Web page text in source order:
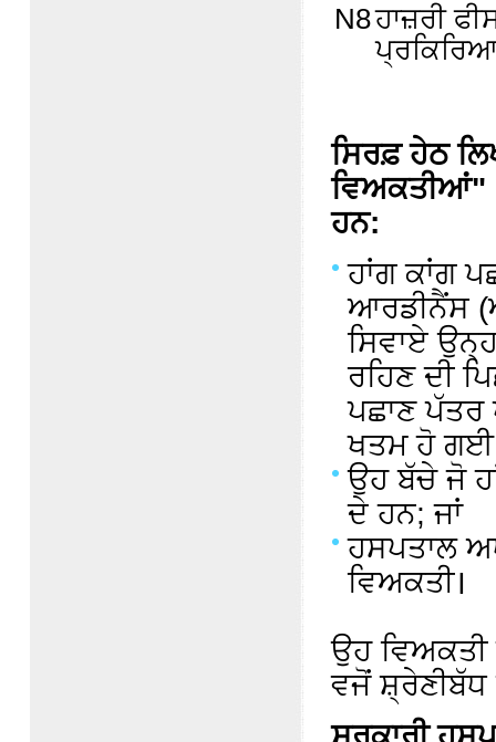
N8ਹਾਜ਼ਰੀ
ਸਿਰਫ਼ ਹੇਠ
ਵਿਅਕਤੀਆਂ"
ਹਨ:
ਹਾਂਗ ਕਾਂਗ
ਆਰਡੀਨੈਂਸ
ਸਿਵਾਏ
ਰਹਿਣ ਦੀ
ਪਛਾਣ ਪੱਤਰ
ਖਤਮ ਹੋ ਗਈ
ਉਹ ਬੱਚੇ ਜੋ
ਦੇ ਹਨ; ਜਾਂ
ਹਸਪਤਾਲ
ਵਿਅਕਤੀ।
ਉਹ
ਵਜੋਂ ਸ਼੍ਰੇਣੀਬੱਧ